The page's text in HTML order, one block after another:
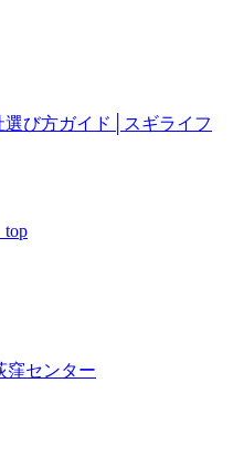
窪センター